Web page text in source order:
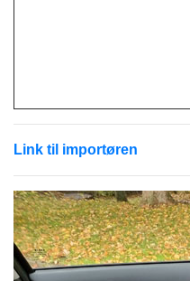
Link til importøren